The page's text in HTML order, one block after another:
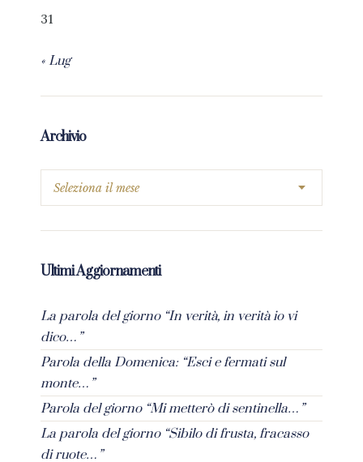
31
« Lug
Archivio
Ultimi Aggiornamenti
La parola del giorno “In verità, in verità io vi
dico…”
Parola della Domenica: “Esci e fermati sul
monte…”
Parola del giorno “Mi metterò di sentinella…”
La parola del giorno “Sibilo di frusta, fracasso
di ruote…”